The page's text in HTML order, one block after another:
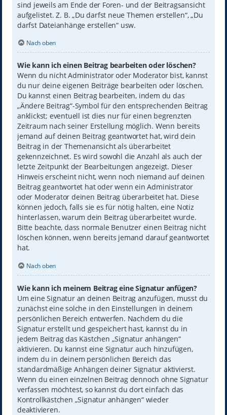
sind jeweils am Ende der Foren- und der Beitragsansicht
aufgelistet. Z. B. „Du darfst neue Themen erstellen“, „Du
darfst Dateianhänge erstellen“ usw.
Nach oben
Wie kann ich einen Beitrag bearbeiten oder löschen?
Wenn du nicht Administrator oder Moderator bist, kannst
du nur deine eigenen Beiträge bearbeiten oder löschen.
Du kannst einen Beitrag bearbeiten, indem du das
„Ändere Beitrag“-Symbol für den entsprechenden Beitrag
anklickst; eventuell ist dies nur für einen begrenzten
Zeitraum nach seiner Erstellung möglich. Wenn bereits
jemand auf deinen Beitrag geantwortet hat, wird dein
Beitrag in der Themenansicht als überarbeitet
gekennzeichnet. Es wird sowohl die Anzahl als auch der
letzte Zeitpunkt der Bearbeitungen angezeigt. Dieser
Hinweis erscheint nicht, wenn noch niemand auf deinen
Beitrag geantwortet hat oder wenn ein Administrator
oder Moderator deinen Beitrag überarbeitet hat. Diese
können jedoch, falls sie es für nötig halten, eine Notiz
hinterlassen, warum dein Beitrag überarbeitet wurde.
Bitte beachte, dass normale Benutzer einen Beitrag nicht
löschen können, wenn bereits jemand darauf geantwortet
hat.
Nach oben
Wie kann ich meinem Beitrag eine Signatur anfügen?
Um eine Signatur an deinen Beitrag anzufügen, musst du
zunächst eine solche in den Einstellungen in deinem
persönlichen Bereich entwerfen. Nachdem du die
Signatur erstellt und gespeichert hast, kannst du in
jedem Beitrag das Kästchen „Signatur anhängen“
aktivieren. Du kannst eine Signatur auch hinzufügen,
indem du in deinem persönlichen Bereich das
standardmäßige Anhängen deiner Signatur aktivierst.
Wenn du einen einzelnen Beitrag dennoch ohne Signatur
verfassen möchtest, so kannst du dort einfach das
Kontrollkästchen „Signatur anhängen“ wieder
deaktivieren.